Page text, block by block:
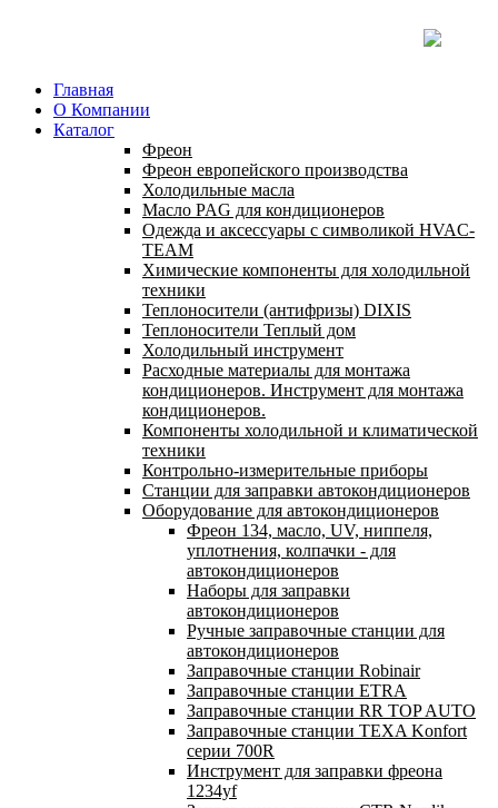
Главная
О Компании
Каталог
Фреон
Фреон европейского производства
Холодильные масла
Масло PAG для кондиционеров
Одежда и аксессуары с символикой HVAC-
TEAM
Химические компоненты для холодильной
техники
Теплоносители (антифризы) DIXIS
Теплоносители Теплый дом
Холодильный инструмент
Расходные материалы для монтажа
кондиционеров. Инструмент для монтажа
кондиционеров.
Компоненты холодильной и климатической
техники
Контрольно-измерительные приборы
Станции для заправки автокондиционеров
Оборудование для автокондиционеров
Фреон 134, масло, UV, ниппеля,
уплотнения, колпачки - для
автокондиционеров
Наборы для заправки
автокондиционеров
Ручные заправочные станции для
автокондиционеров
Заправочные станции Robinair
Заправочные станции ETRA
Заправочные станции RR TOP AUTO
Заправочные станции TEXA Konfort
серии 700R
Инструмент для заправки фреона
1234yf